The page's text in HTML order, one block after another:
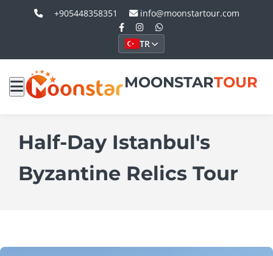
+905448358351 info@moonstartour.com
TR
MOONSTARTOUR
Half-Day Istanbul's
Byzantine Relics Tour